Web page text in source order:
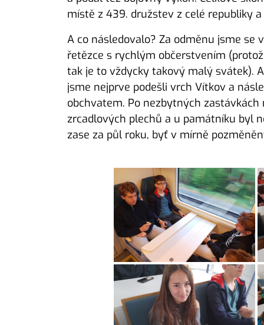
místě z 439. družstev z celé republiky
A co následovalo? Za odměnu jsme se
řetězce s rychlým občerstvením
tak je to vždycky takový malý svátek).
jsme nejprve podešli vrch Vítkov a
obchvatem. Po nezbytných
zrcadlových plechů a u památníku byl
zase za půl roku, byť v mírně